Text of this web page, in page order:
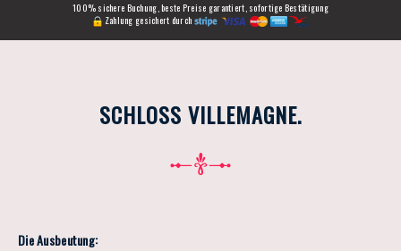
100% sichere Buchung, beste Preise garantiert, sofortige Bestätigung
Zahlung gesichert durch
SCHLOSS VILLEMAGNE.
Die Ausbeutung: